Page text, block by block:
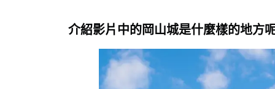
介紹影片中的岡山城是什麼樣的地方